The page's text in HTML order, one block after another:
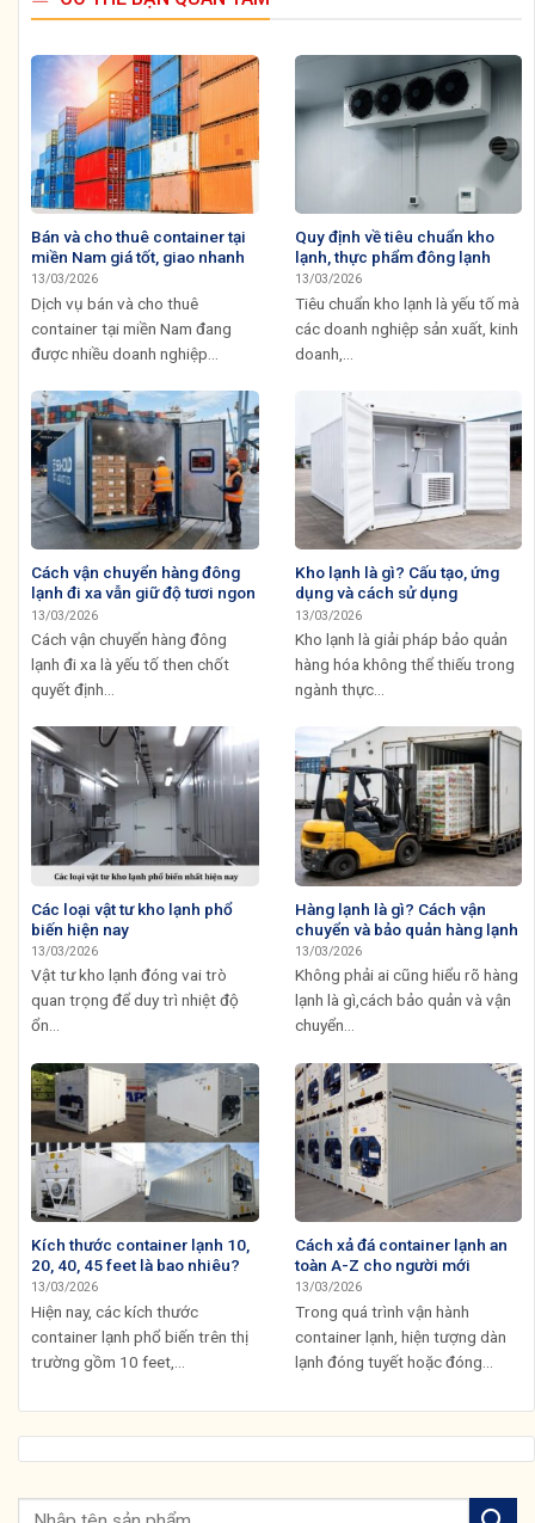
Bán và cho thuê container tại
miền Nam giá tốt, giao nhanh
13/03/2026
Dịch vụ bán và cho thuê
container tại miền Nam đang
được nhiều doanh nghiệp...
Quy định về tiêu chuẩn kho
lạnh, thực phẩm đông lạnh
13/03/2026
Tiêu chuẩn kho lạnh là yếu tố mà
các doanh nghiệp sản xuất, kinh
doanh,...
Cách vận chuyển hàng đông
lạnh đi xa vẫn giữ độ tươi ngon
13/03/2026
Cách vận chuyển hàng đông
lạnh đi xa là yếu tố then chốt
quyết định...
Kho lạnh là gì? Cấu tạo, ứng
dụng và cách sử dụng
13/03/2026
Kho lạnh là giải pháp bảo quản
hàng hóa không thể thiếu trong
ngành thực...
Các loại vật tư kho lạnh phổ
biến hiện nay
13/03/2026
Vật tư kho lạnh đóng vai trò
quan trọng để duy trì nhiệt độ
ổn...
Hàng lạnh là gì? Cách vận
chuyển và bảo quản hàng lạnh
13/03/2026
Không phải ai cũng hiểu rõ hàng
lạnh là gì,cách bảo quản và vận
chuyển...
Kích thước container lạnh 10,
20, 40, 45 feet là bao nhiêu?
13/03/2026
Hiện nay, các kích thước
container lạnh phổ biến trên thị
trường gồm 10 feet,...
Cách xả đá container lạnh an
toàn A-Z cho người mới
13/03/2026
Trong quá trình vận hành
container lạnh, hiện tượng dàn
lạnh đóng tuyết hoặc đóng...